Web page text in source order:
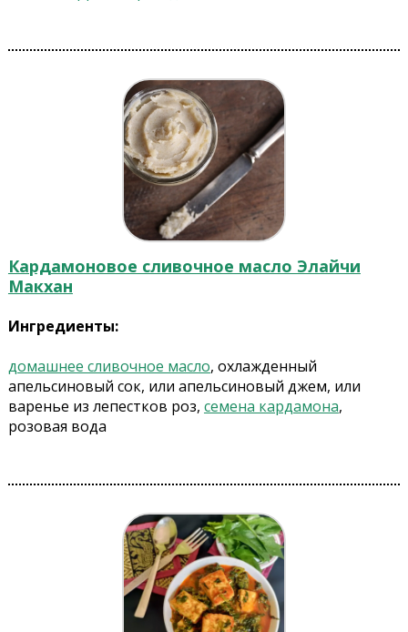
Кардамоновое сливочное масло Элайчи
Макхан
Ингредиенты:
домашнее сливочное масло, охлажденный
апельсиновый сок, или апельсиновый джем, или
варенье из лепестков роз, семена кардамона,
розовая вода